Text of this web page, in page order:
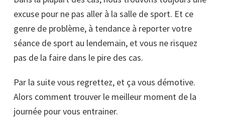
excuse pour ne pas aller à la salle de sport. Et ce
genre de problème, à tendance à reporter votre
séance de sport au lendemain, et vous ne risquez
pas de la faire dans le pire des cas.
Par la suite vous regrettez, et ça vous démotive.
Alors comment trouver le meilleur moment de la
journée pour vous entrainer.